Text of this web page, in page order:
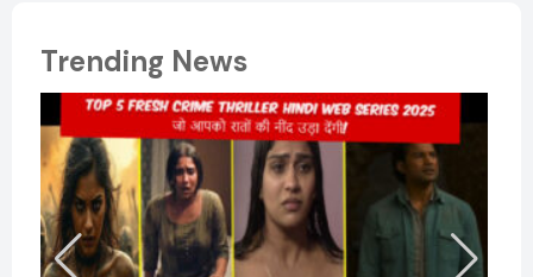
Trending News